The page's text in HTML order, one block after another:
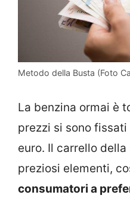
Metodo della Busta (Foto
La benzina ormai è
prezzi si sono
euro. Il carrello
preziosi elementi,
consumatori a